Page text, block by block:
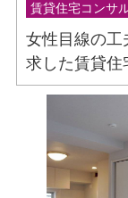
賃貸住宅コンサ
女性目線の工
求した賃貸住